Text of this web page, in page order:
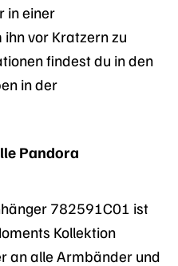
in einer
vor Kratzern zu
findest du in den
in der
Pandora
782591C01 ist
Kollektion
an alle Armbänder und